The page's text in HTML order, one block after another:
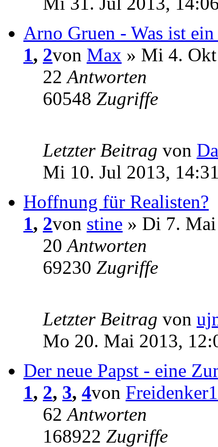
Arno Gruen - Was ist
1, 2von Max » Mi 4.
22Antworten
60548 Zugriffe
Letzter Beitrag von
Mi 10. Jul 2013,
Hoffnung für Realisten?
1, 2von stine » Di 7.
20Antworten
69230 Zugriffe
Letzter Beitrag von
Mo 20. Mai 2013,
Der neue Papst - eine
1, 2, 3, 4von Freidenker1
62Antworten
168922 Zugriffe